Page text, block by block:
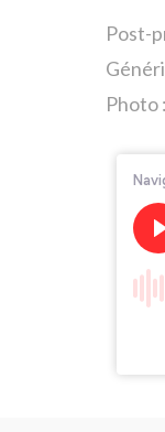
Post-
Photo